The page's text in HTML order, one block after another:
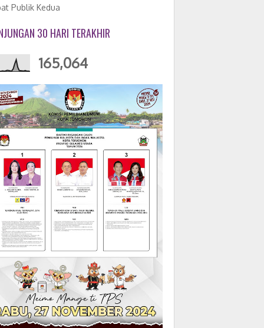
Publik Kedua
30 HARI TERAKHIR
165,064